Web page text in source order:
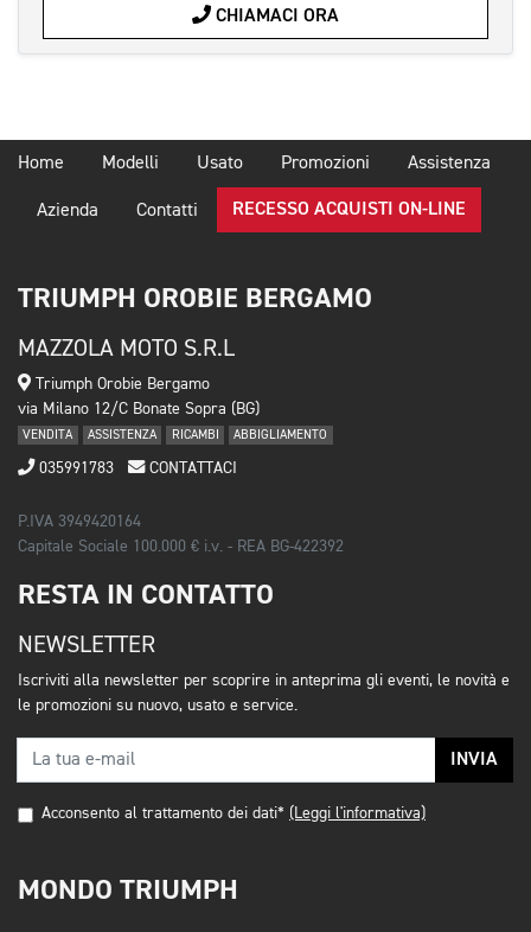
CHIAMACI ORA
Home Modelli Usato Promozioni Assistenza
Azienda Contatti RECESSO ACQUISTI ON-LINE
TRIUMPH OROBIE BERGAMO
MAZZOLA MOTO S.R.L
Triumph Orobie Bergamo
via Milano 12/C Bonate Sopra (BG)
VENDITA ASSISTENZA RICAMBI ABBIGLIAMENTO
035991783 CONTATTACI
P.IVA 3949420164
Capitale Sociale 100.000 € i.v. - REA BG-422392
RESTA IN CONTATTO
NEWSLETTER
Iscriviti alla newsletter per scoprire in anteprima gli eventi, le novità e
le promozioni su nuovo, usato e service.
INVIA
Acconsento al trattamento dei dati* (Leggi l'informativa)
MONDO TRIUMPH